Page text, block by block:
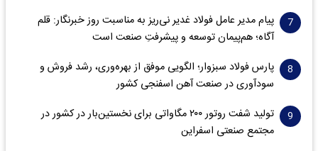
پیام مدیر عامل فولاد غدیر نی‌ریز به مناسبت روز خبرنگار: قلم
آگاه؛ هم‌پیمان توسعه و پیشرفتِ صنعت است
پارس فولاد سبزوار؛ الگویی موفق از بهره‌وری، رشد فروش و
سود‌آوری در صنعت آهن اسفنجی کشور
تولید شفت روتور ۲۰۰ مگاواتی برای نخستین‌بار در کشور در
مجتمع صنعتی اسفراین